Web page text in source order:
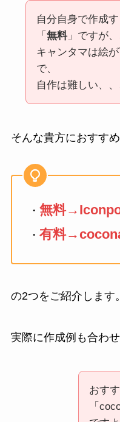
自分自身で作成す
「 無料」ですが、
キャンタマは絵
で、
自作は難しい、、
そんな貴方におすすめ
・ 無料
・ 有料
の2つをご紹介します。
実際に作成例も合わ
おす
「